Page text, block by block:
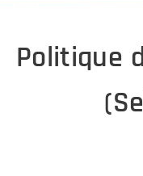
Politique